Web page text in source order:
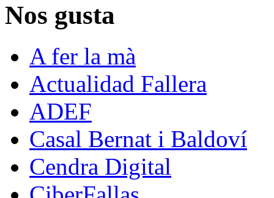
Nos gusta
A fer la mà
Actualidad Fallera
ADEF
Casal Bernat i Baldoví
Cendra Digital